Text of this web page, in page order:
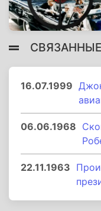
16.07.1999
06.06.1968
22.11.1963